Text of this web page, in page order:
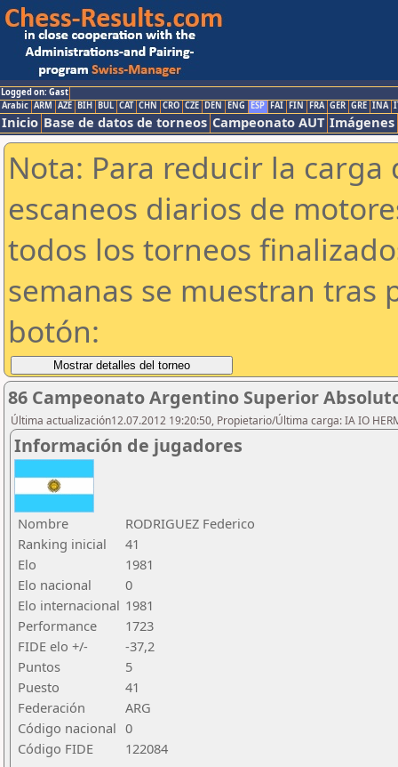
Logged on: Gast
Arabic ARM AZE BIH BUL CAT CHN CRO CZE DEN ENG ESP FAI FIN FRA GER GRE INA
Inicio Base de datos de torneos Campeonato AUT Imágenes
Nota: Para reducir la
escaneos diarios de
todos los torneos
semanas se muestran tras
botón:
86 Campeonato Argentino Superior
Última actualización12.07.2012 19:20:50, Propietario/Última carga: IA IO
Información de jugadores
Nombre
RODRIGUEZ Federico
Ranking inicial
41
Elo
1981
Elo nacional
0
Elo internacional 1981
Performance
1723
FIDE elo +/-
-37,2
Puntos
5
Puesto
41
Federación
ARG
Código nacional 0
Código FIDE
122084